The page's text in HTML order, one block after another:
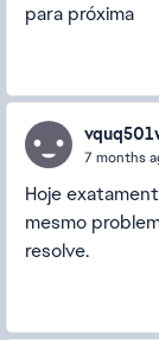
para próxima
7 months
Hoje
mesmo
resolve.